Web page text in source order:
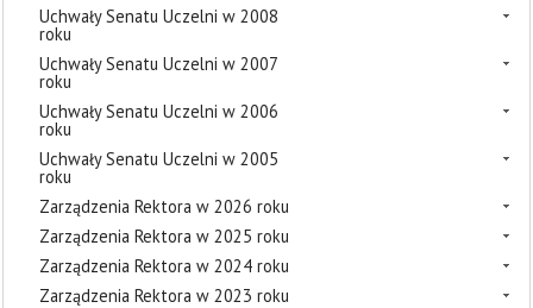
Uchwały Senatu Uczelni w 2008
roku
Uchwały Senatu Uczelni w 2007
roku
Uchwały Senatu Uczelni w 2006
roku
Uchwały Senatu Uczelni w 2005
roku
Zarządzenia Rektora w 2026 roku
Zarządzenia Rektora w 2025 roku
Zarządzenia Rektora w 2024 roku
Zarządzenia Rektora w 2023 roku